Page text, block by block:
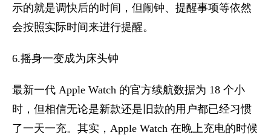
示的就是调快后的时间，但闹钟、提醒事项等依然
会按照实际时间来进行提醒。
6.摇身一变成为床头钟
最新一代 Apple Watch 的官方续航数据为 18 个小
时，但相信无论是新款还是旧款的用户都已经习惯
了一天一充。其实，Apple Watch 在晚上充电的时候